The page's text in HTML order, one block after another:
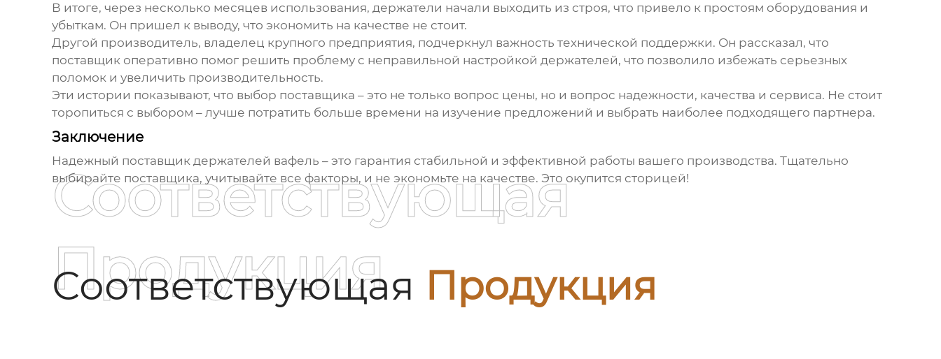
В итоге, через несколько месяцев использования, держатели начали выходить из строя, что привело к простоям оборудования и
убыткам. Он пришел к выводу, что экономить на качестве не стоит.
Другой производитель, владелец крупного предприятия, подчеркнул важность технической поддержки. Он рассказал, что
поставщик оперативно помог решить проблему с неправильной настройкой держателей, что позволило избежать серьезных
поломок и увеличить производительность.
Эти истории показывают, что выбор поставщика – это не только вопрос цены, но и вопрос надежности, качества и сервиса. Не стоит
торопиться с выбором – лучше потратить больше времени на изучение предложений и выбрать наиболее подходящего партнера.
Заключение
Надежный поставщик держателей вафель – это гарантия стабильной и эффективной работы вашего производства. Тщательно
выбирайте поставщика, учитывайте все факторы, и не экономьте на качестве. Это окупится сторицей!
Соответствующая Продукция
Соответствующая
Продукция